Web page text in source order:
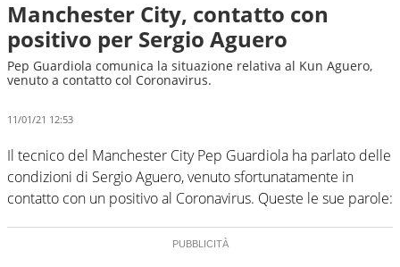
Manchester City, contatto con
positivo per Sergio Aguero
Pep Guardiola comunica la situazione relativa al Kun Aguero,
venuto a contatto col Coronavirus.
11/01/21 12:53
Il tecnico del Manchester City Pep Guardiola ha parlato delle
condizioni di Sergio Aguero, venuto sfortunatamente in
contatto con un positivo al Coronavirus. Queste le sue parole: